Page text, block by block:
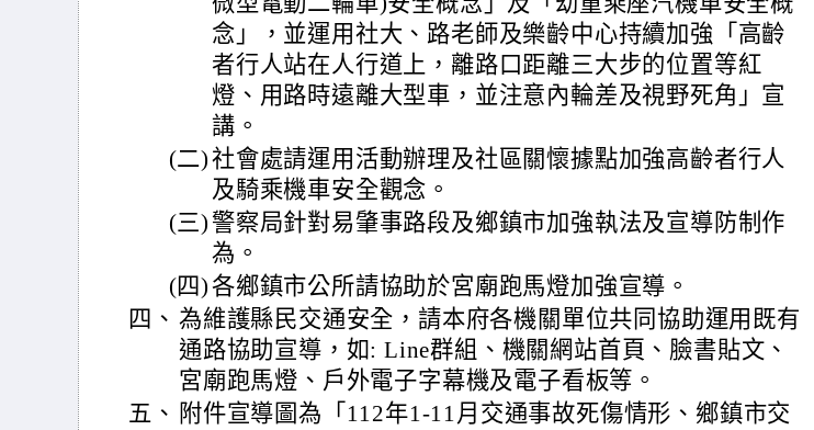
念」，並運用社大、路老師及樂齡中心持續加強「高齡
者行人站在人行道上，離路口距離三大步的位置等紅
燈、用路時遠離大型車，並注意內輪差及視野死角」宣
講。
(二)社會處請運用活動辦理及社區關懷據點加強高齡者行人
及騎乘機車安全觀念。
(三) 警察局針對易肇事路段及鄉鎮市加強執法及宣導防制作
為。
(四)各鄉鎮市公所請協助於宮廟跑馬燈加強宣導。
四、 為維護縣民交通安全，請本府各機關單位共同協助運用既有
通路協助宣導，如: Line群組、機關網站首頁、臉書貼文、
宮廟跑馬燈、戶外電子字幕機及電子看板等。
五、 附件宣導圖為「112年1-11月交通事故死傷情形、鄉鎮市交